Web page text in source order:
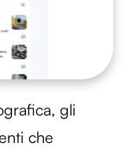
gli
che